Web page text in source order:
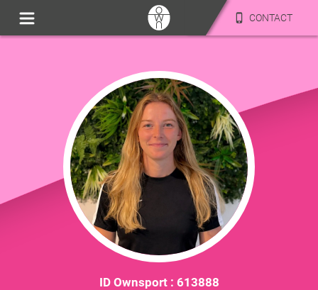
CONTACT
ID Ownsport : 613888